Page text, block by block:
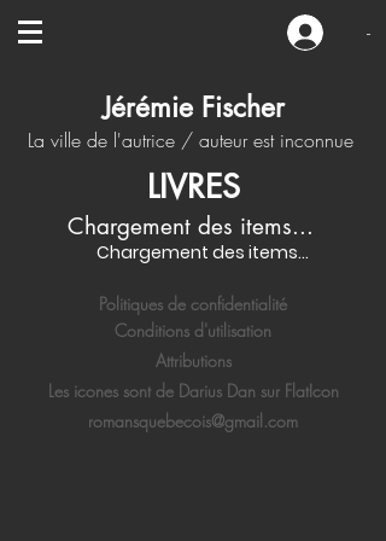
-
Jérémie Fischer
La ville de l'autrice / auteur est inconnue
LIVRES
Chargement des items...
Chargement des items...
Politiques de confidentialité
Conditions d'utilisation
Attributions
Les icones sont de Darius Dan sur FlatIcon
romansquebecois@gmail.com